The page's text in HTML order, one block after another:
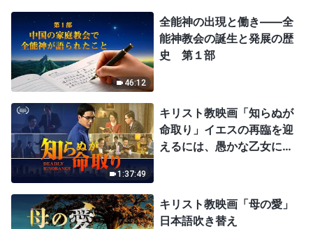
46:12
全能神の出現と働き——全
能神教会の誕生と発展の歴
史 第１部
1:37:49
キリスト教映画「知らぬが
命取り」イエスの再臨を迎
えるには、愚かな乙女にな
キリスト教映画「母の愛」
日本語吹き替え